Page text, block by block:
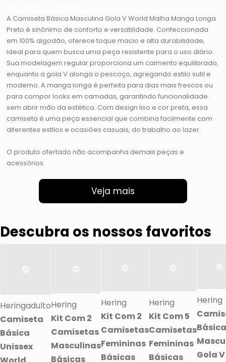
A Camiseta Básica Masculina Gola V World Malha Manga Longa
Preto é sinônimo de conforto e versatilidade. Confeccionada
em 100% algodão, oferece toque macio e alta durabilidade,
ideal para quem busca uma peça resistente para o uso diário.
Sua modelagem regular proporciona um caimento equilibrado,
enquanto a gola V alonga o pescoço, agregando estilo sutil e
moderno. A manga longa é perfeita para dias mais frescos ou
para compor looks em camadas, garantindo funcionalidade
sem abrir mão da estética. Com design liso e cor preta, essa
camiseta é uma peça essencial que combina facilmente com
diferentes estilos e ocasiões casuais, do trabalho ao lazer.
O produto ofertado não acompanha demais peças e
acessórios.
Veja mais
Descubra os nossos favoritos
Heringadulto
Camiseta
Básica
Unissex
Hering
Kit Com 2
Camisetas
Masculinas
Básicas
Hering
Kit Com 2
Camisetas
Femininas
Básicas
Hering
Kit Com 5
Camisetas
Femininas
Básicas
Hering
Básica
Gola V